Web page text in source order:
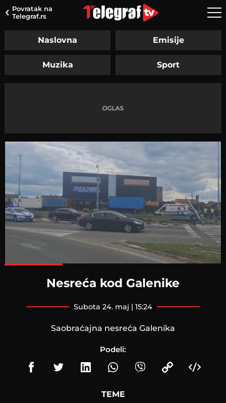
Povratak na
Telegraf.rs
Naslovna Emisije
Muzika Sport
Nesreća kod Galenike
subota 24. maj | 15:24
Saobraćajna nesreća Galenika
Podeli:
TEME